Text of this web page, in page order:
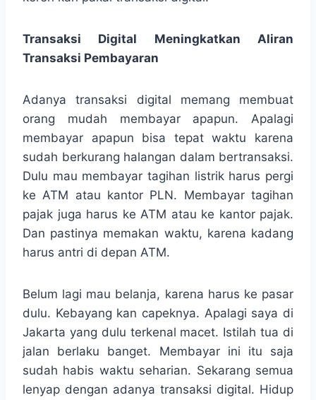
Transaksi Digital Meningkatkan Aliran
Transaksi Pembayaran
Adanya transaksi digital memang membuat
orang mudah membayar apapun. Apalagi
membayar apapun bisa tepat waktu karena
sudah berkurang halangan dalam bertransaksi.
Dulu mau membayar tagihan listrik harus pergi
ke ATM atau kantor PLN. Membayar tagihan
pajak juga harus ke ATM atau ke kantor pajak.
Dan pastinya memakan waktu, karena kadang
harus antri di depan ATM.
Belum lagi mau belanja, karena harus ke pasar
dulu. Kebayang kan capeknya. Apalagi saya di
Jakarta yang dulu terkenal macet. Istilah tua di
jalan berlaku banget. Membayar ini itu saja
sudah habis waktu seharian. Sekarang semua
lenyap dengan adanya transaksi digital. Hidup